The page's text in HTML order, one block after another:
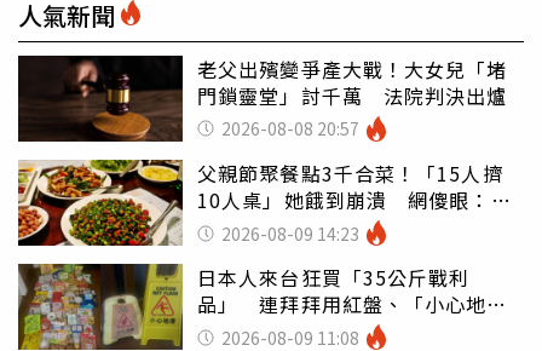
人氣新聞
老父出殯變爭產大戰！大女兒「堵
門鎖靈堂」討千萬 法院判決出爐
2026-08-08 20:57
父親節聚餐點3千合菜！「15人擠
10人桌」她餓到崩潰 網傻眼：讓
店家看笑話
2026-08-09 14:23
日本人來台狂買「35公斤戰利
品」 連拜拜用紅盤、「小心地
滑」告示牌也帶回家
2026-08-09 11:08